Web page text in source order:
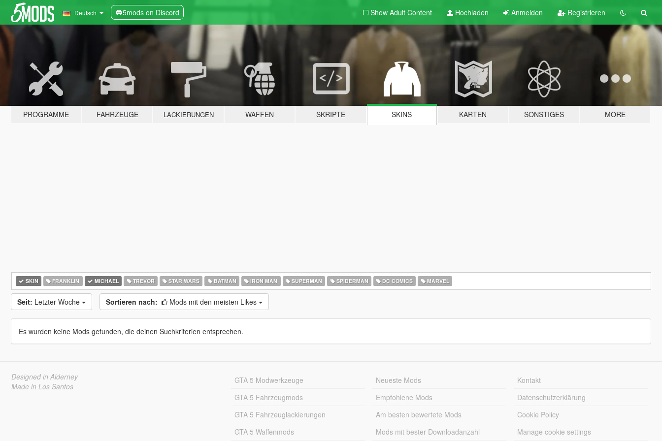
Deutsch 5mods on Discord Show Adult Content Hochladen Anmelden Registrieren
PROGRAMME FAHRZEUGE LACKIERUNGEN WAFFEN SKRIPTE SKINS KARTEN SONSTIGES MORE
SKIN FRANKLIN MICHAEL TREVOR STAR WARS BATMAN IRON MAN SUPERMAN SPIDERMAN DC COMICS MARVEL
Seit: Letzter Woche Sortieren nach: Mods mit den meisten Likes
Es wurden keine Mods gefunden, die deinen Suchkriterien entsprechen.
Designed in Alderney
Made in Los Santos
GTA 5 Modwerkzeuge
GTA 5 Fahrzeugmods
GTA 5 Fahrzeuglackierungen
GTA 5 Waffenmods
Neueste Mods
Empfohlene Mods
Am besten bewertete Mods
Mods mit bester Downloadanzahl
Kontakt
Datenschutzerklärung
Cookie Policy
Manage cookie settings